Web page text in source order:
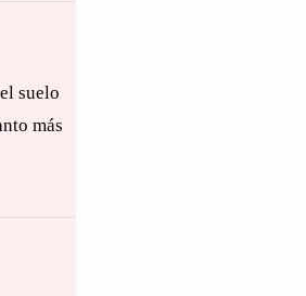
suelo
más